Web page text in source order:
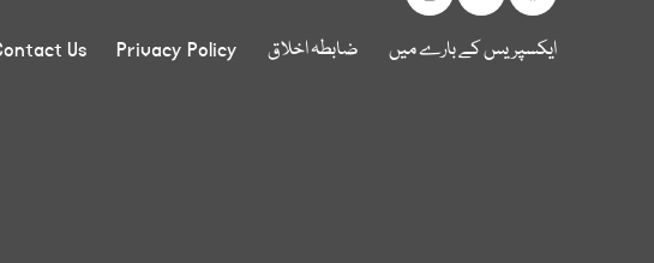
ایکسپریس کے بارے میں ضابطہ اخلاق Privacy Policy
Us